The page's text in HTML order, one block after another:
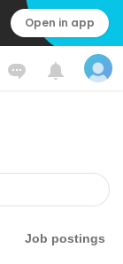
Open in app
Job postings